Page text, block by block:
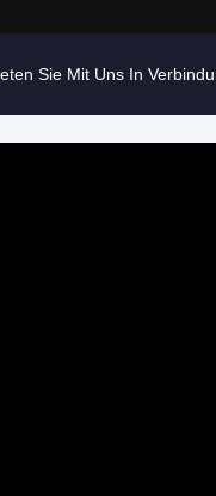
Sie Mit Uns In